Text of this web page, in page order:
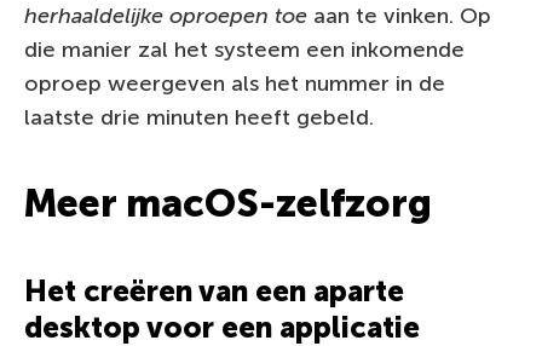
herhaaldelijke oproepen toe aan te vinken. Op
die manier zal het systeem een inkomende
oproep weergeven als het nummer in de
laatste drie minuten heeft gebeld.
Meer macOS-zelfzorg
Het creëren van een aparte
desktop voor een applicatie